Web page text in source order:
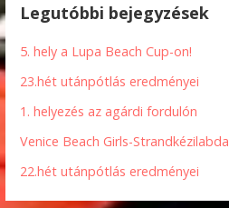
Legutóbbi bejegyzések
5. hely a Lupa Beach Cup-on!
23.hét utánpótlás eredményei
1. helyezés az agárdi fordulón
Venice Beach Girls-Strandkézilabda
22.hét utánpótlás eredményei